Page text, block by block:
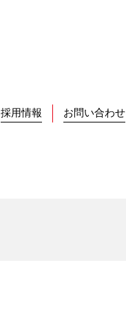
採用情報 お問い合わせ